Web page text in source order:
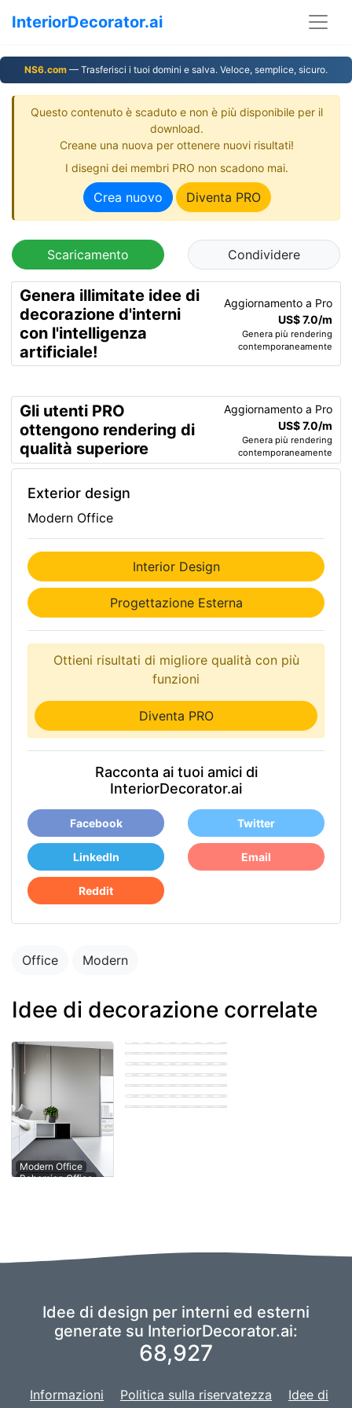
InteriorDecorator.ai
NS6.com — Trasferisci i tuoi domini e salva. Veloce, semplice, sicuro.
Questo contenuto è scaduto e non è più disponibile per il
download.
Creane una nuova per ottenere nuovi risultati!
I disegni dei membri PRO non scadono mai.
Crea nuovo Diventa PRO
Scaricamento Condividere
Genera illimitate idee di
decorazione d'interni
con l'intelligenza
artificiale!
Aggiornamento a Pro
US$ 7.0/m
Genera più rendering
contemporaneamente
Gli utenti PRO
ottengono rendering di
qualità superiore
Aggiornamento a Pro
US$ 7.0/m
Genera più rendering
contemporaneamente
Exterior design
Modern Office
Interior Design
Progettazione Esterna
Ottieni risultati di migliore qualità con più
funzioni
Diventa PRO
Racconta ai tuoi amici di
InteriorDecorator.ai
Facebook Twitter
LinkedIn Email
Reddit
Office Modern
Idee di decorazione correlate
Modern Office
Contemporary
Office
Bohemian Office
Eastern Office
Farmhouse Office
Eastern Office
Eastern Office
Scandinavian
Office
Idee di design per interni ed esterni
generate su InteriorDecorator.ai:
68,927
Informazioni Politica sulla riservatezza
Idee di